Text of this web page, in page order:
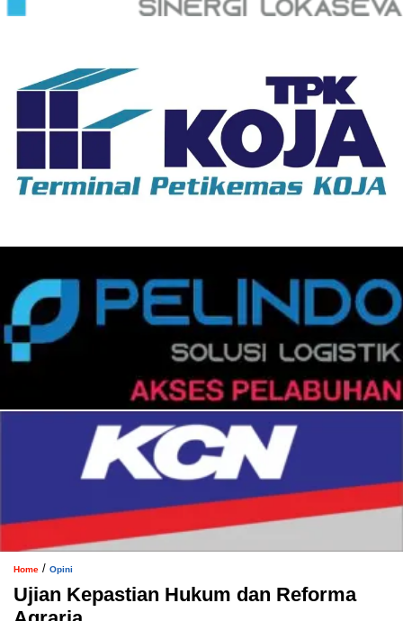
Home / Opini
Ujian Kepastian Hukum dan Reforma